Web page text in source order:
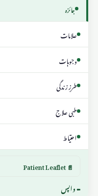
جائزہ
علامات
وجوہات
طرزِ زندگی
طبی علاج
احتیاط
📄 Patient Leaflet
⬅ واپس